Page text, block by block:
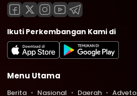
Ikuti Perkembangan Kami di
Menu Utama
Berita Nasional Daerah